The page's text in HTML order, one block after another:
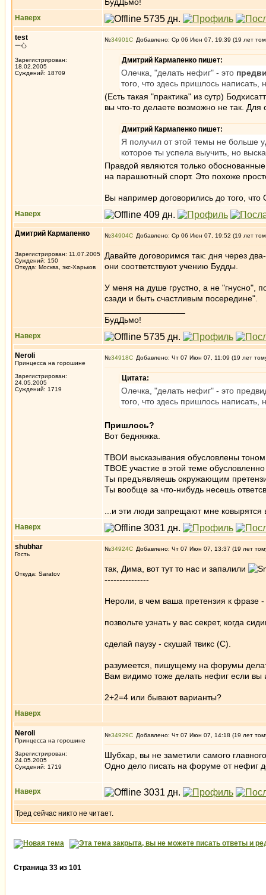
Наверх
test
一心
Зарегистрирован:
18.02.2005
Суждений: 18709
№34901 Добавлено: Ср 06 Июн 07, 19:39 (19 лет
Дмитрий Кармапенко пишет:
Олечка, "делать нефиг" - это
того, что здесь пришлось написать,
(Есть такая "практика" из сутр)
вы что-то делаете возможно не так.
Дмитрий Кармапенко пишет:
Я получил от этой темы не больше
которое ты успела выучить, но
Правдой являются только
на парашютный спорт. Это похоже
Вы например договорились до того,
Наверх
Дмитрий Кармапенко
Зарегистрирован: 11.07.2005
Суждений: 150
Откуда: Москва, экс-Харьков
№34904 Добавлено: Ср 06 Июн 07, 19:52 (19 лет
Давайте договоримся так: дня через
они соответствуют учению Будды.
У меня на душе грустно, а не "гнусно",
сзади и быть счастливым посередине".
БудДьмо!
Наверх
Neroli
Принцесса на горошине
Зарегистрирован:
24.05.2005
Суждений: 1719
№34918 Добавлено: Чт 07 Июн 07, 11:09 (19 лет
Цитата:
Олечка, "делать нефиг" - это
того, что здесь пришлось написать,
Пришлось?
Вот бедняжка.
ТВОИ высказывания обусловлены
ТВОЕ участие в этой теме
Ты предъявляешь окружающим
Ты вообще за что-нибудь несешь
...и эти люди запрещают мне ковырятся
Наверх
shubhar
Гость
Откуда: Saratov
№34924 Добавлено: Чт 07 Июн 07, 13:37 (19 лет
так, Дима, вот тут то нас и запалили
---------------
Нероли, в чем ваша претензия к фразе
позвольте узнать у вас секрет, когда
сделай паузу - скушай твикс (С).
разумеется, пишущему на форумы
Вам видимо тоже делать нефиг если вы
2+2=4 или бывают варианты?
Наверх
Neroli
Принцесса на горошине
Зарегистрирован:
24.05.2005
Суждений: 1719
№34929 Добавлено: Чт 07 Июн 07, 14:18 (19 лет
Шубхар, вы не заметили самого
Одно дело писать на форуме от нефиг
Наверх
Тред сейчас никто не читает.
Страница 33 из 101